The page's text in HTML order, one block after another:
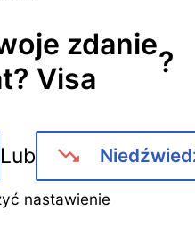
zdanie
Visa ?
Lub
nastawienie